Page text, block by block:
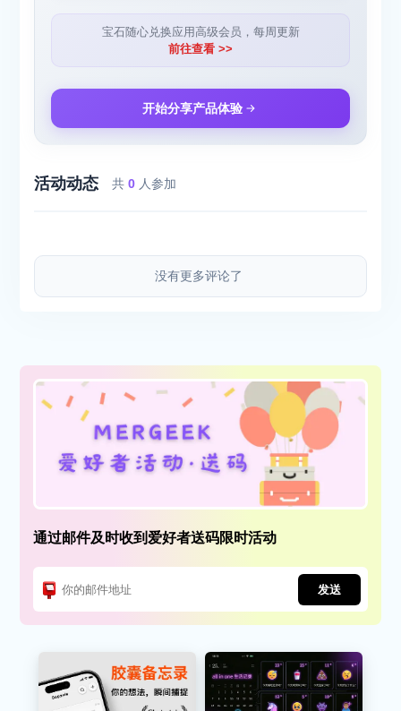
宝石随心兑换应用高级会员，每周更新
前往查看 >>
开始分享产品体验
活动动态 共0 人参加
没有更多评论了
通过邮件及时收到爱好者送码限时活动
发送